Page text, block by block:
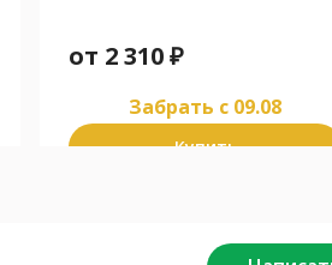
от 2 310₽
Забрать c 09.08
Купить